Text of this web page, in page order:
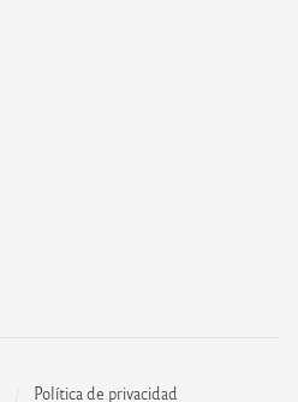
Política de privacidad